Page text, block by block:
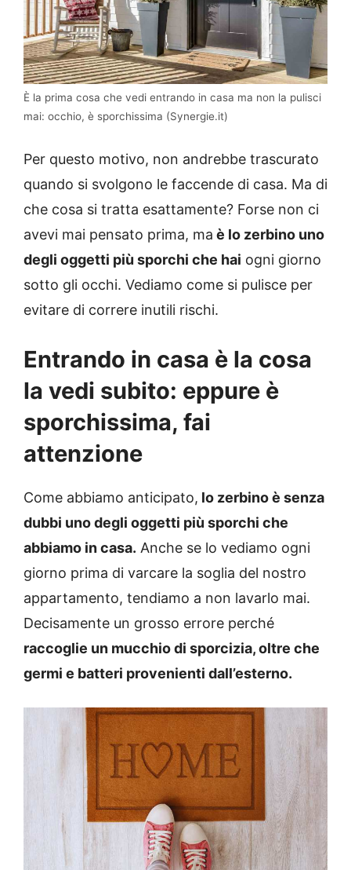
È la prima cosa che vedi entrando in casa ma non la pulisci
mai: occhio, è sporchissima (Synergie.it)
Per questo motivo, non andrebbe trascurato
quando si svolgono le faccende di casa. Ma di
che cosa si tratta esattamente? Forse non ci
avevi mai pensato prima, ma è lo zerbino uno
degli oggetti più sporchi che hai ogni giorno
sotto gli occhi. Vediamo come si pulisce per
evitare di correre inutili rischi.
Entrando in casa è la cosa
la vedi subito: eppure è
sporchissima, fai
attenzione
Come abbiamo anticipato, lo zerbino è senza
dubbi uno degli oggetti più sporchi che
abbiamo in casa. Anche se lo vediamo ogni
giorno prima di varcare la soglia del nostro
appartamento, tendiamo a non lavarlo mai.
Decisamente un grosso errore perché
raccoglie un mucchio di sporcizia, oltre che
germi e batteri provenienti dall’esterno.